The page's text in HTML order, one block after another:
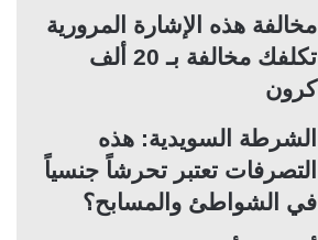
مخالفة هذه الإشارة المرورية
تكلفك مخالفة بـ 20 ألف
كرون
الشرطة السويدية: هذه
التصرفات تعتبر تحرشاً جنسياً
في الشواطئ والمسابح؟